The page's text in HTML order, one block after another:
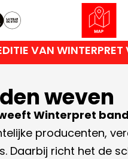
VAN
weven
Winterpret
producenten,
Daarbij richt het de